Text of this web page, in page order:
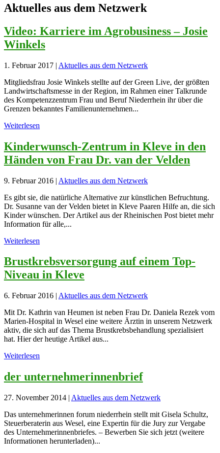
Aktuelles aus dem Netzwerk
Video: Karriere im Agrobusiness – Josie
Winkels
1. Februar 2017 | Aktuelles aus dem Netzwerk
Mitgliedsfrau Josie Winkels stellte auf der Green Live, der größten
Landwirtschaftsmesse in der Region, im Rahmen einer Talkrunde
des Kompetenzzentrum Frau und Beruf Niederrhein ihr über die
Grenzen bekanntes Familienunternehmen...
Weiterlesen
Kinderwunsch-Zentrum in Kleve in den
Händen von Frau Dr. van der Velden
9. Februar 2016 | Aktuelles aus dem Netzwerk
Es gibt sie, die natürliche Alternative zur künstlichen Befruchtung.
Dr. Susanne van der Velden bietet in Kleve Paaren Hilfe an, die sich
Kinder wünschen. Der Artikel aus der Rheinischen Post bietet mehr
Information für alle,...
Weiterlesen
Brustkrebsversorgung auf einem Top-
Niveau in Kleve
6. Februar 2016 | Aktuelles aus dem Netzwerk
Mit Dr. Kathrin van Heumen ist neben Frau Dr. Daniela Rezek vom
Marien-Hospital in Wesel eine weitere Ärztin in unserem Netzwerk
aktiv, die sich auf das Thema Brustkrebsbehandlung spezialisiert
hat. Hier der heutige Artikel aus...
Weiterlesen
der unternehmerinnenbrief
27. November 2014 | Aktuelles aus dem Netzwerk
Das unternehmerinnen forum niederrhein stellt mit Gisela Schultz,
Steuerberaterin aus Wesel, eine Expertin für die Jury zur Vergabe
des Unternehmerinnenbriefes. – Bewerben Sie sich jetzt (weitere
Informationen herunterladen)...